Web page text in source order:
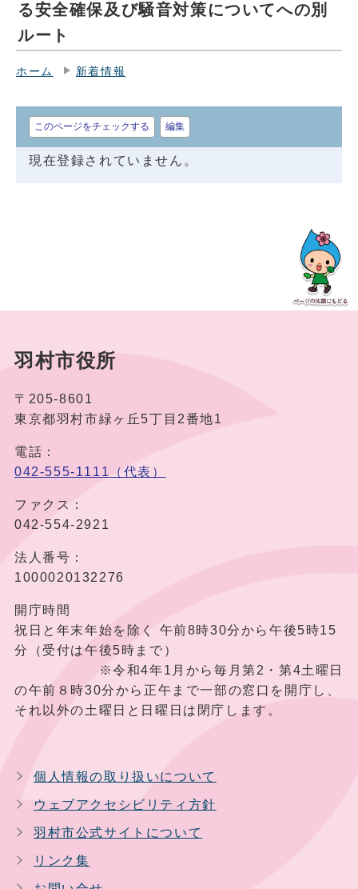
る安全確保及び騒音対策についてへの別
ルート
ホーム 新着情報
このページをチェックする 編集
現在登録されていません。
羽村市役所
〒205-8601
東京都羽村市緑ヶ丘5丁目2番地1
電話：
042-555-1111（代表）
ファクス：
042-554-2921
法人番号：
1000020132276
開庁時間
祝日と年末年始を除く 午前8時30分から午後5時15
分（受付は午後5時まで）
※令和4年1月から毎月第2・第4土曜日
の午前８時30分から正午まで一部の窓口を開庁し、
それ以外の土曜日と日曜日は閉庁します。
個人情報の取り扱いについて
ウェブアクセシビリティ方針
羽村市公式サイトについて
リンク集